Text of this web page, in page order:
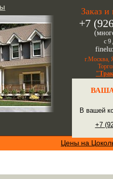
Заказ и
+7
с 9
г.Москва,
В вашей
+7
Цены на